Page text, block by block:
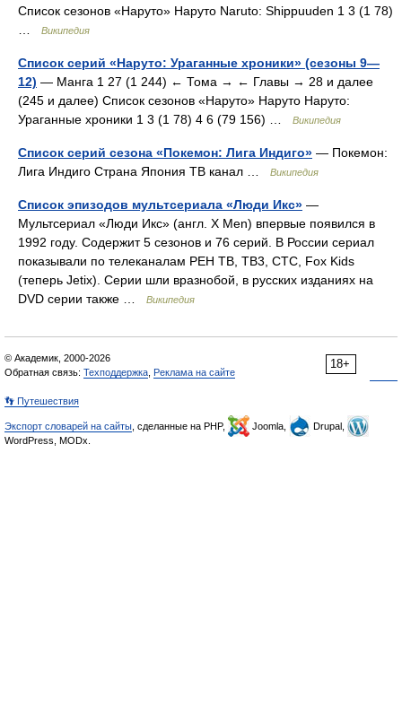
Список сезонов «Наруто» Наруто Naruto: Shippuuden 1 3 (1 78)
Википедия
Список серий «Наруто: Ураганные хроники» (сезоны 9—
12) — Манга 1 27 (1 244) ← Тома → ← Главы → 28 и далее
(245 и далее) Список сезонов «Наруто» Наруто Наруто:
Ураганные хроники 1 3 (1 78) 4 6 (79 156) …
Википедия
Список серий сезона «Покемон: Лига Индиго» — Покемон:
Лига Индиго Страна Япония ТВ канал …
Википедия
Список эпизодов мультсериала «Люди Икс» —
Мультсериал «Люди Икс» (англ. X Men) впервые появился в
1992 году. Содержит 5 сезонов и 76 серий. В России сериал
показывали по телеканалам РЕН ТВ, ТВ3, СТС, Fox Kids
(теперь Jetix). Серии шли вразнобой, в русских изданиях на
DVD серии также …
Википедия
18+
© Академик, 2000-2026
Обратная связь: Техподдержка Реклама на сайте
👣 Путешествия
Экспорт словарей на сайты , сделанные на PHP, Joomla,
Drupal,
WordPress, MODx.